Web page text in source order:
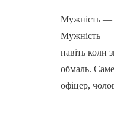
Мужність —
Мужність —
навіть коли
обмаль.
офіцер,